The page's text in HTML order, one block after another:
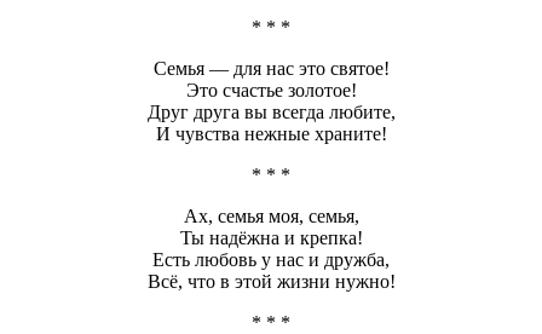
* * *
Семья — для нас это святое!
Это счастье золотое!
Друг друга вы всегда любите,
И чувства нежные храните!
* * *
Ах, семья моя, семья,
Ты надёжна и крепка!
Есть любовь у нас и дружба,
Всё, что в этой жизни нужно!
* * *